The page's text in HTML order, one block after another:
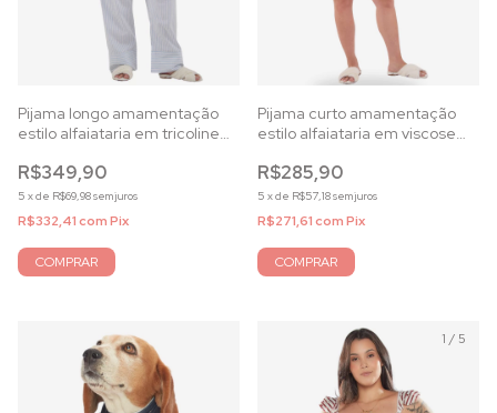
Pijama longo amamentação
estilo alfaiataria em tricoline
R$349,90
5 xde R$69,98sem juros
R$332,41comPix
COMPRAR
Pijama curto amamentação
estilo alfaiataria em viscose
R$285,90
5 xde R$57,18sem juros
R$271,61comPix
COMPRAR
1 / 5